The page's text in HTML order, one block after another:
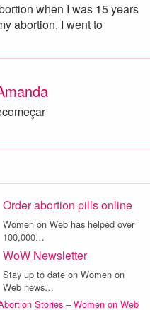
when I was 15 years
abortion, I went to
Order abortion pills online
Women on Web has helped over
100,000…
WoW Newsletter
Stay up to date on Women on
Web news…
Stories – Women on Web